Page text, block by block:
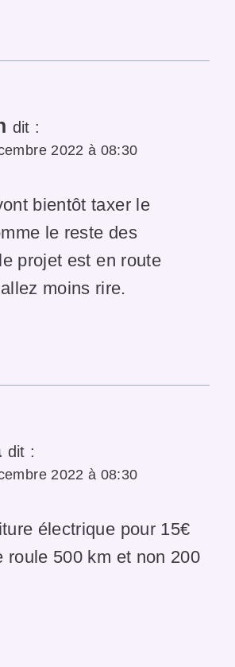
dit :
2022 à 08:30
bientôt taxer le
le reste des
projet est en route
moins rire.
dit :
2022 à 08:30
électrique pour 15€
roule 500 km et non 200